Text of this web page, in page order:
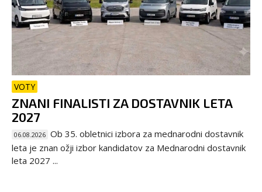
VOTY
ZNANI FINALISTI ZA DOSTAVNIK LETA
2027
06.08.2026 Ob 35. obletnici izbora za mednarodni dostavnik
leta je znan ožji izbor kandidatov za Mednarodni dostavnik
leta 2027 ...